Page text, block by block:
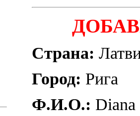
Страна:
Город: Рига
Ф.И.О.: Diana